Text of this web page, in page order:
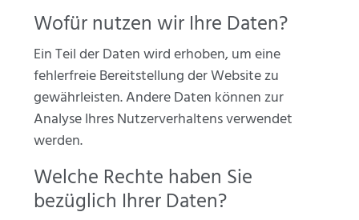
Wofür nutzen wir Ihre Daten?
Ein Teil der Daten wird erhoben, um eine
fehlerfreie Bereitstellung der Website zu
gewährleisten. Andere Daten können zur
Analyse Ihres Nutzerverhaltens verwendet
werden.
Welche Rechte haben Sie
bezüglich Ihrer Daten?